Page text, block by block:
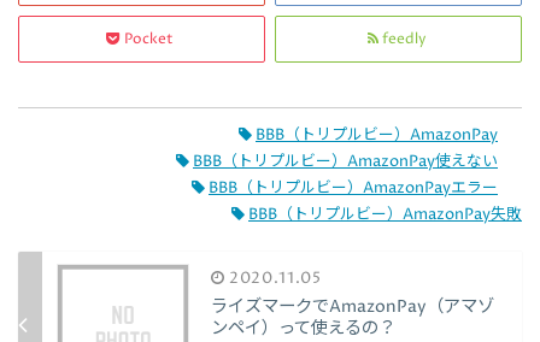
Pocket feedly
BBB（トリプルビー）AmazonPay
BBB（トリプルビー）AmazonPay使えない
BBB（トリプルビー）AmazonPayエラー
BBB（トリプルビー）AmazonPay失敗
2020.11.05
ライズマークでAmazonPay（アマゾ
ンペイ）って使えるの？